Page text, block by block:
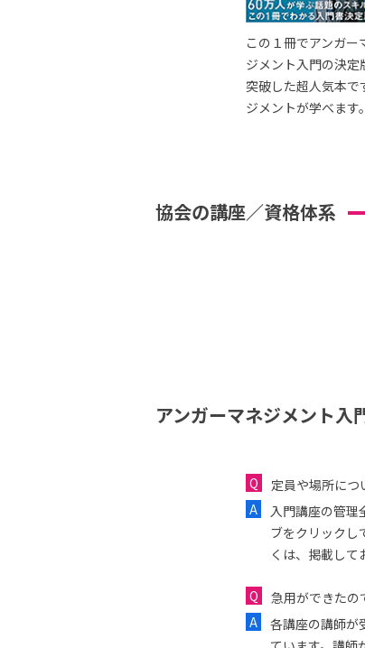
この１冊でアンガ
ジメント入門の決
突破した超人気本で
ジメントが学べます。
協会の講座／資格体系
アンガーマネジメント入
定員や場所に
入門講座の管理
ブをクリックし
くは、掲載して
急用ができたの
各講座の講師が